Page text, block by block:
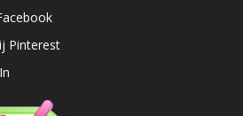
Pinterest